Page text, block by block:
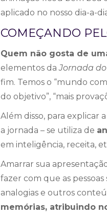
aplicado no nosso dia-a-
COMEÇANDO
Quem não gosta de
elementos daJornada
fim. Temos o “mundo
do objetivo”, “mais
Além disso, para explicar
a jornada – se utiliza de
em inteligência, receita,
Amarrar sua
fazer com que as
analogias e outros
memórias, atribuindo